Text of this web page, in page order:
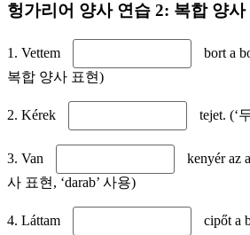
헝가리어 양사 연습 2: 복합 양
1. Vettem
bort a
복합 양사 표현)
2. Kérek tejet. (‘
3. Van
kenyér az
사 표현, ‘darab’ 사용)
4. Láttam
cipőt a